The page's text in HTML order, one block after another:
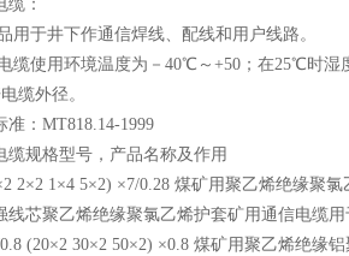
缆：
用于井下作通信焊线、配线和用户线路。
缆使用环境温度为－40℃～+50；在25℃时
缆外径。
准：MT818.14-1999
缆规格型号，产品名称及作用
2×2 1×4 5×2) ×7/0.28 煤矿用聚乙烯绝缘聚
线芯聚乙烯绝缘聚氯乙烯护套矿用通信电缆
(20×2 30×2 50×2) ×0.8 煤矿用聚乙烯绝缘